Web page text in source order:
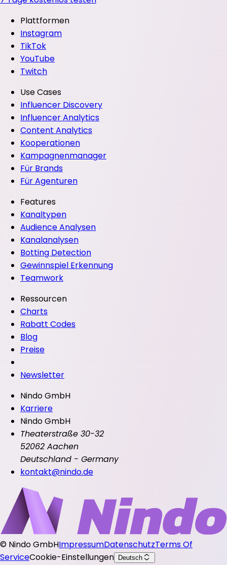
Plattformen
Instagram
TikTok
YouTube
Twitch
Use Cases
Influencer Discovery
Influencer Analytics
Content Analytics
Kooperationen
Kampagnenmanager
Für Brands
Für Agenturen
Features
Kanaltypen
Audience Analysen
Kanalanalysen
Botting Detection
Gewinnspiel Erkennung
Teamwork
Ressourcen
Charts
Rabatt Codes
Blog
Preise
Newsletter
Nindo GmbH
Karriere
Nindo GmbH
Theaterstraße 30-32
52062 Aachen
Deutschland - Germany
kontakt@nindo.de
© Nindo GmbHImpressumDatenschutzTerms Of
ServiceCookie-Einstellungen Deutsch